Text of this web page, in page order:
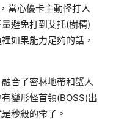
當心優卡主動怪打人
避免打到艾托(樹精)
如果能力足夠的話，
合了密林地帶和蟹人
變形怪首領(BOSS)出
秒殺的命了。